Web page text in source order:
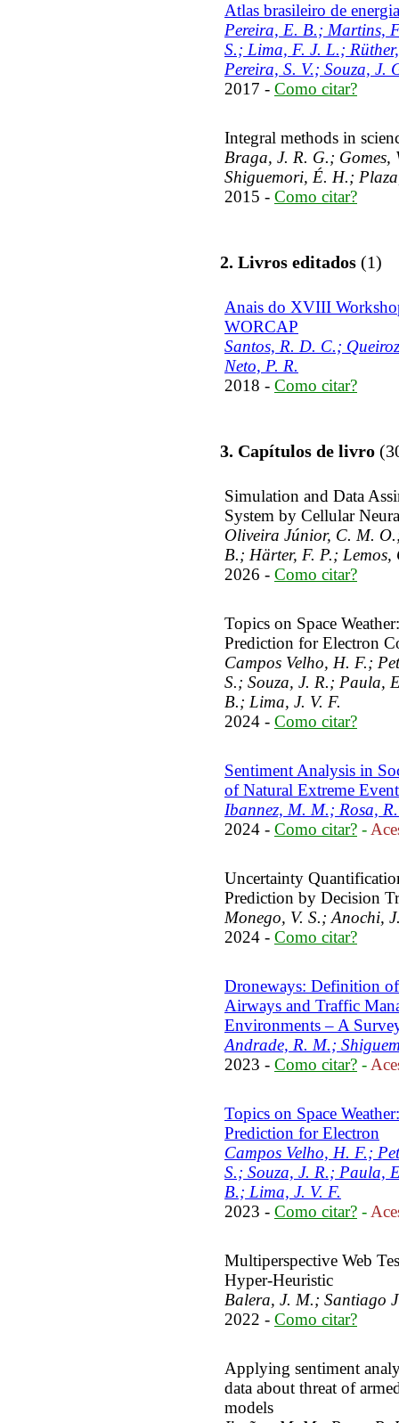
Atlas brasileiro de
Pereira, E. B.; Martins,
S.; Lima, F. J. L.;
Pereira, S. V.; Souza, J.
2017 - Como citar?
Integral methods in
Braga, J. R. G.; Gomes,
Shiguemori, É. H.;
2015 - Como citar?
2. Livros editados (1)
Anais do XVIII
WORCAP
Santos, R. D. C.;
Neto, P. R.
2018 - Como citar?
3. Capítulos de livro
Simulation and Data
System by Cellular
Oliveira Júnior, C. M.
B.; Härter, F. P.;
2026 - Como citar?
Topics on Space
Prediction for Electron
Campos Velho, H. F.;
S.; Souza, J. R.; Paula,
B.; Lima, J. V. F.
2024 - Como citar?
Sentiment Analysis in
of Natural Extreme
Ibannez, M. M.; Rosa,
2024 - Como citar? -
Uncertainty
Prediction by Decision
Monego, V. S.; Anochi,
2024 - Como citar?
Droneways: Definition
Airways and Traffic
Environments – A
Andrade, R. M.;
2023 - Como citar? -
Topics on Space
Prediction for Electron
Campos Velho, H. F.;
S.; Souza, J. R.; Paula,
B.; Lima, J. V. F.
2023 - Como citar? -
Multiperspective Web
Hyper-Heuristic
Balera, J. M.; Santiago
2022 - Como citar?
Applying sentiment
data about threat of
models